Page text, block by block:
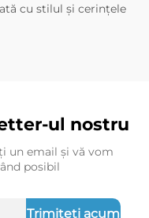
cu stilul și cerințele
ul nostru
un email și vă vom
posibil
Trimiteți acum